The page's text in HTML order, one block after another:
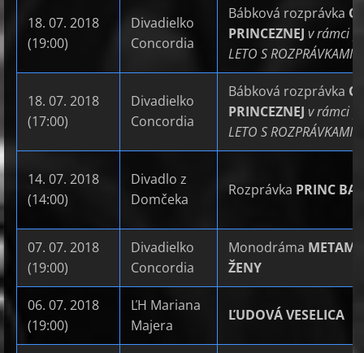
18. 07. 2018
(19:00)
Divadielko
Concordia
Bábková rozprávka O
PRINCEZNEJ v rámci
LETO S ROZPRÁVKAMI
18. 07. 2018
(17:00)
Divadielko
Concordia
Bábková rozprávka O
PRINCEZNEJ v rámci
LETO S ROZPRÁVKAMI
14. 07. 2018
(14:00)
Divadlo z
Domčeka
Rozprávka PRINC
07. 07. 2018
(19:00)
Divadielko
Concordia
Monodráma
ŽENY
06. 07. 2018
(19:00)
ĽH Mariana
Majera
ĽUDOVÁ VESELICA